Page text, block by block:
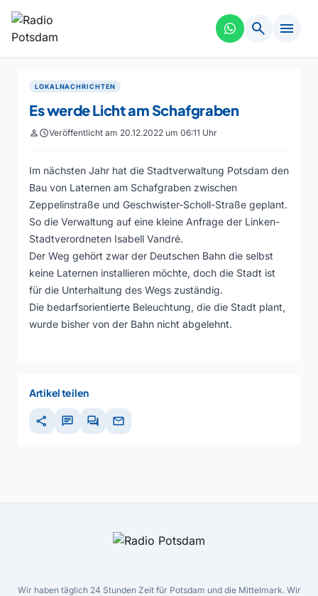
search menu
LOKALNACHRICHTEN
Es werde Licht am Schafgraben
personscheduleVeröffentlicht am 20.12.2022 um 06:11 Uhr
Im nächsten Jahr hat die Stadtverwaltung Potsdam den
Bau von Laternen am Schafgraben zwischen
Zeppelinstraße und Geschwister-Scholl-Straße geplant.
So die Verwaltung auf eine kleine Anfrage der Linken-
Stadtverordneten Isabell Vandré.
Der Weg gehört zwar der Deutschen Bahn die selbst
keine Laternen installieren möchte, doch die Stadt ist
für die Unterhaltung des Wegs zuständig.
Die bedarfsorientierte Beleuchtung, die die Stadt plant,
wurde bisher von der Bahn nicht abgelehnt.
Artikel teilen
share chat forum mail
Wir haben täglich 24 Stunden Zeit für Potsdam und die Mittelmark. Wir